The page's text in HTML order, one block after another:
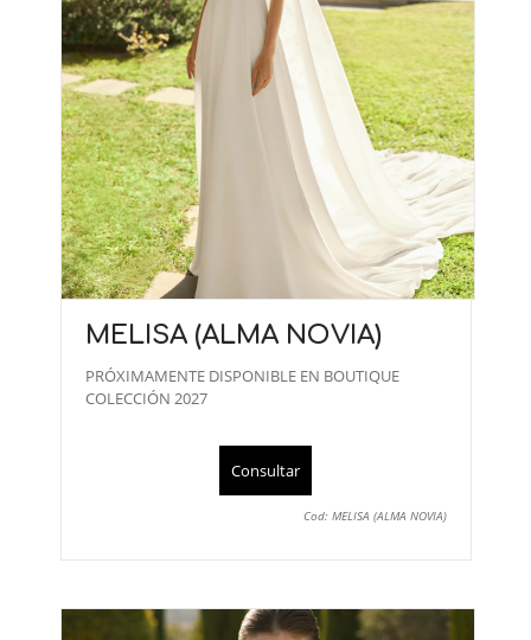
MELISA (ALMA NOVIA)
PRÓXIMAMENTE DISPONIBLE EN BOUTIQUE
COLECCIÓN 2027
Consultar
Cod: MELISA (ALMA NOVIA)